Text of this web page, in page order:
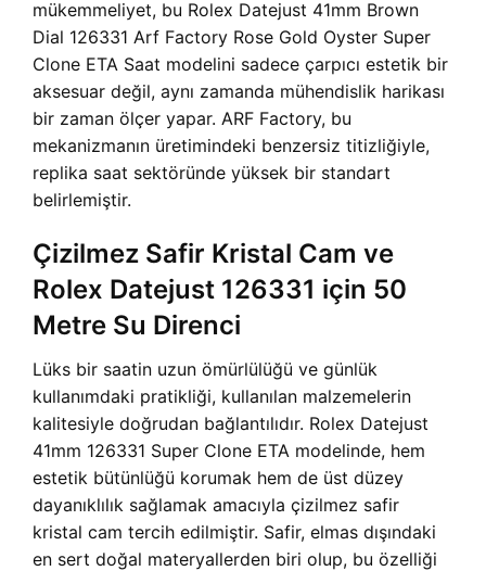
mükemmeliyet, bu Rolex Datejust 41mm Brown
Dial 126331 Arf Factory Rose Gold Oyster Super
Clone ETA Saat modelini sadece çarpıcı estetik bir
aksesuar değil, aynı zamanda mühendislik harikası
bir zaman ölçer yapar. ARF Factory, bu
mekanizmanın üretimindeki benzersiz titizliğiyle,
replika saat sektöründe yüksek bir standart
belirlemiştir.
Çizilmez Safir Kristal Cam ve
Rolex Datejust 126331 için 50
Metre Su Direnci
Lüks bir saatin uzun ömürlülüğü ve günlük
kullanımdaki pratikliği, kullanılan malzemelerin
kalitesiyle doğrudan bağlantılıdır. Rolex Datejust
41mm 126331 Super Clone ETA modelinde, hem
estetik bütünlüğü korumak hem de üst düzey
dayanıklılık sağlamak amacıyla çizilmez safir
kristal cam tercih edilmiştir. Safir, elmas dışındaki
en sert doğal materyallerden biri olup, bu özelliği